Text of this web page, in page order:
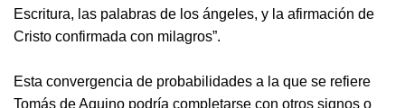
Escritura, las palabras de los ángeles, y la afirmación de
Cristo confirmada con milagros”.
Esta convergencia de probabilidades a la que se refiere
Tomás de Aquino podría completarse con otros signos o